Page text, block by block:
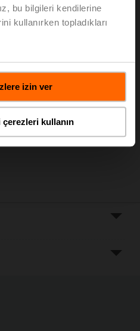
bu bilgileri kendilerine
kullanırken topladıkları
izin ver
kullanın
Sepete ekle